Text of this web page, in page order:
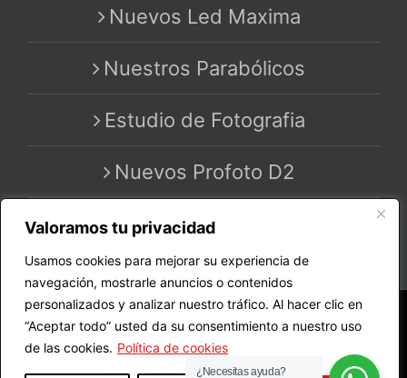
Valoramos tu privacidad
Usamos cookies para mejorar su experiencia de
navegación, mostrarle anuncios o contenidos
personalizados y analizar nuestro tráfico. Al hacer clic en
“Aceptar todo” usted da su consentimiento a nuestro uso
de las cookies. Política de cookies
Nuevos Led Maxima
Nuestros Parabólicos
Estudio de Fotografia
Nuevos Profoto D2
Copyright 2020 - 2025 | All Rights Reserved | by
MASTER PRO STUDIO
¿Necesitas ayuda?